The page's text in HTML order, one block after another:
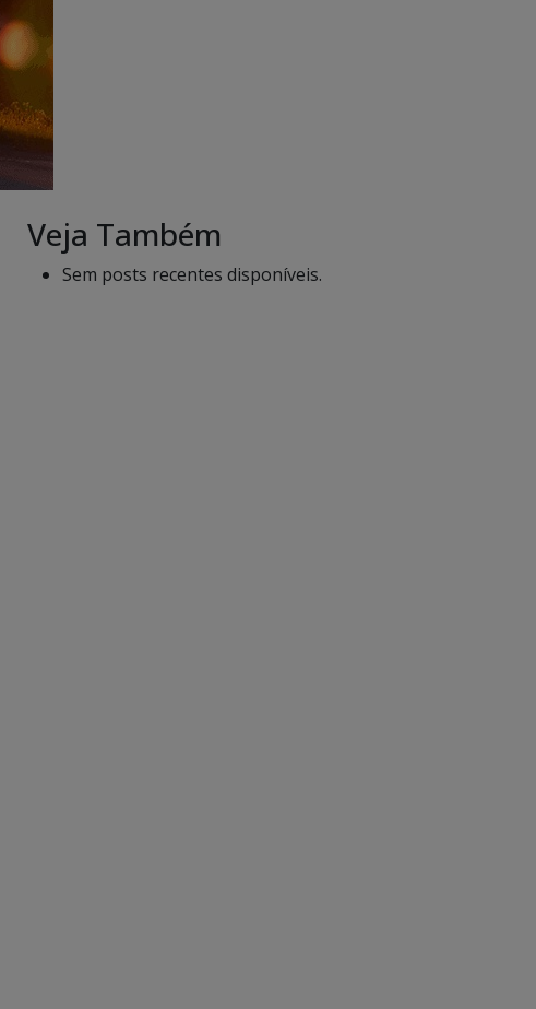
Veja Também
Sem posts recentes disponíveis.